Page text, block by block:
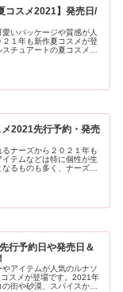
コスメ2021】発売日/
いパッケージや質感が人
１年も新作夏コスメが登
チュアートの夏コスメの
2021先行予約・発売
ナーズから２０２１年も
テムなどは特に個性が生
るものも多く、ナーズ好
行予約日や発売日＆
アイテムが人気のルナソ
スメが登場です。2021年
街や砂漠、スパイスから